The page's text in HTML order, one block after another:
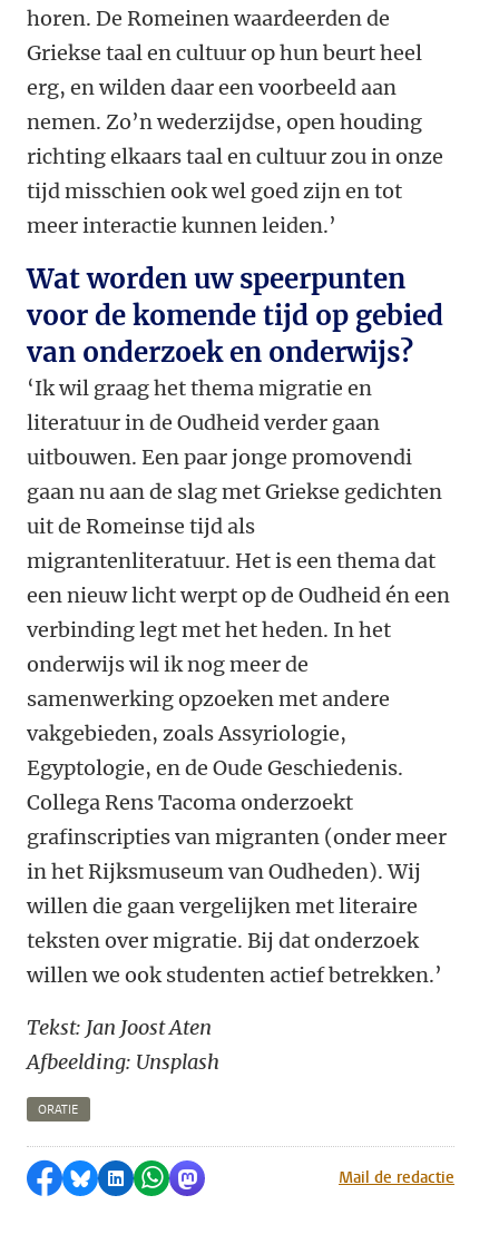
horen. De Romeinen waardeerden de
Griekse taal en cultuur op hun beurt heel
erg, en wilden daar een voorbeeld aan
nemen. Zo’n wederzijdse, open houding
richting elkaars taal en cultuur zou in onze
tijd misschien ook wel goed zijn en tot
meer interactie kunnen leiden.’
Wat worden uw speerpunten
voor de komende tijd op gebied
van onderzoek en onderwijs?
‘Ik wil graag het thema migratie en
literatuur in de Oudheid verder gaan
uitbouwen. Een paar jonge promovendi
gaan nu aan de slag met Griekse gedichten
uit de Romeinse tijd als
migrantenliteratuur. Het is een thema dat
een nieuw licht werpt op de Oudheid én een
verbinding legt met het heden. In het
onderwijs wil ik nog meer de
samenwerking opzoeken met andere
vakgebieden, zoals Assyriologie,
Egyptologie, en de Oude Geschiedenis.
Collega Rens Tacoma onderzoekt
grafinscripties van migranten (onder meer
in het Rijksmuseum van Oudheden). Wij
willen die gaan vergelijken met literaire
teksten over migratie. Bij dat onderzoek
willen we ook studenten actief betrekken.’
Tekst: Jan Joost Aten
Afbeelding: Unsplash
ORATIE
Delen op Facebook
Delen via Bluesky
Delen op LinkedIn
Delen via WhatsApp
Delen via MastodonMail de redactie